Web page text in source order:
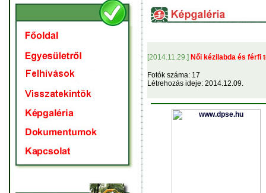
[2014.11.29.] Női kézilabda és férfi
Fotók száma: 17
Létrehozás ideje: 2014.12.09.